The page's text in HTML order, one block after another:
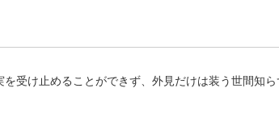
受け止めることができず、外見だけは装う世間知ら